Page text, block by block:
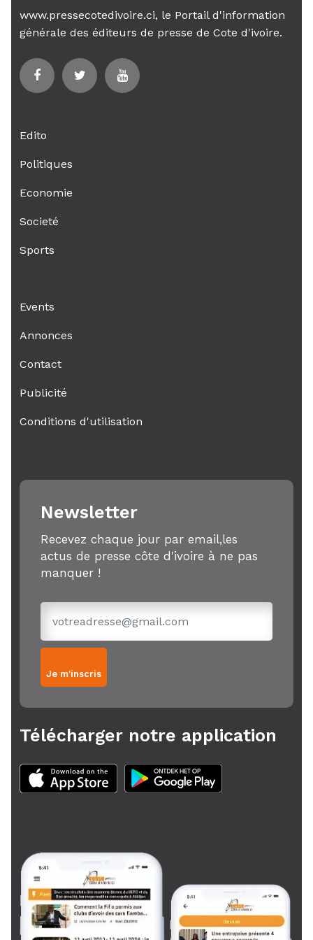
www.pressecotedivoire.ci, le Portail d'information
générale des éditeurs de presse de Cote d'ivoire.
Edito
Politiques
Economie
Societé
Sports
Events
Annonces
Contact
Publicité
Conditions d'utilisation
Newsletter
Recevez chaque jour par email,les
actus de presse côte d'ivoire à ne pas
manquer !
Je m'inscris
Télécharger notre application